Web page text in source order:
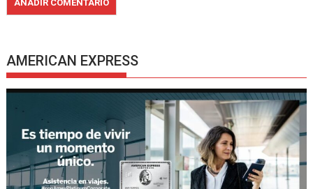
AMERICAN EXPRESS